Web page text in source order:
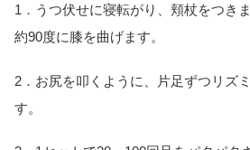
1．うつ伏せに寝転がり、頬杖をつき
約90度に膝を曲げます。
2．お尻を叩くように、片足ずつリズ
す。